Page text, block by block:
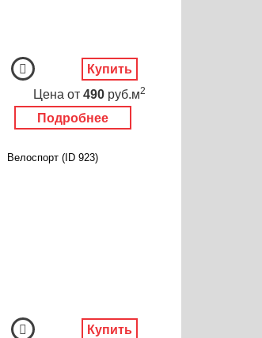
Подробнее
Цена от 490 руб.м2
Купить
Велоспорт (ID 923)
Купить